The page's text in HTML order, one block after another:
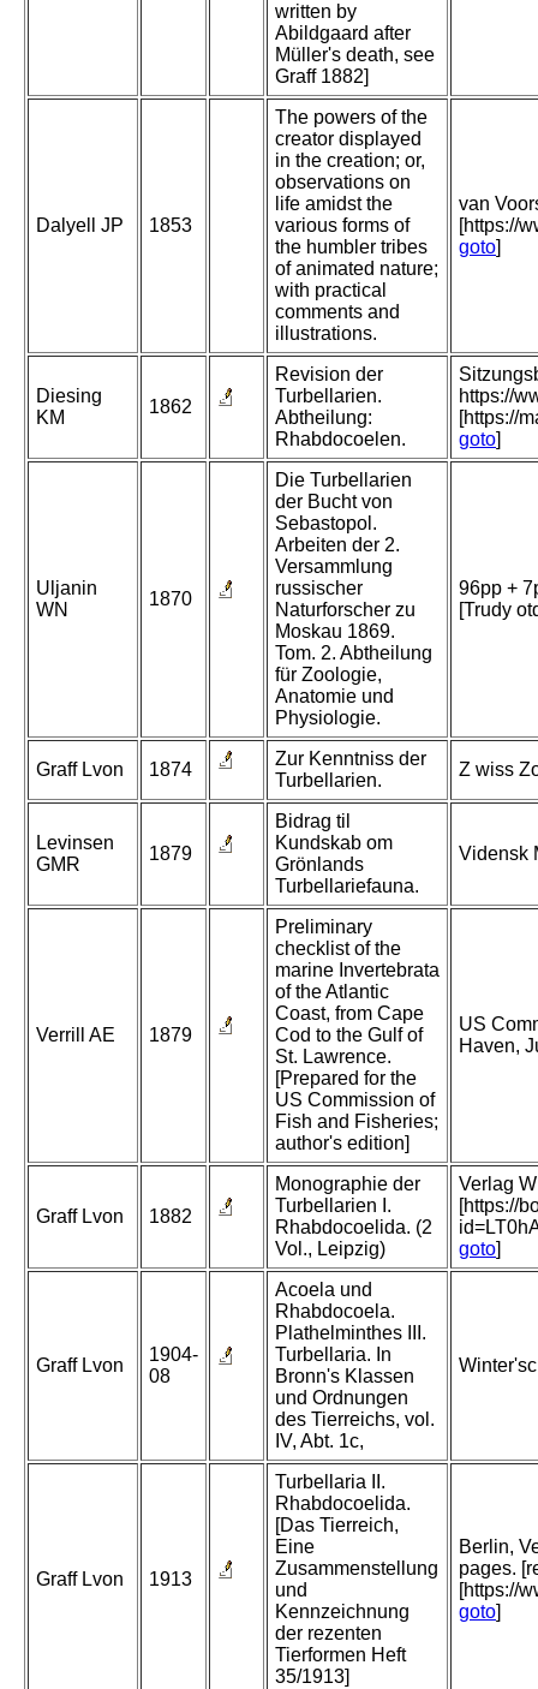
written by
Abildgaard after
Müller's death, see
Graff 1882]
Dalyell JP 1853
The powers of the
creator displayed
in the creation; or,
observations on
life amidst the
various forms of
the humbler tribes
of animated nature;
with practical
comments and
illustrations.
van
[https://
goto]
Diesing
KM
1862
Revision der
Turbellarien.
Abtheilung:
Rhabdocoelen.
https://
[https://
goto]
Uljanin
WN
1870
Die Turbellarien
der Bucht von
Sebastopol.
Arbeiten der 2.
Versammlung
russischer
Naturforscher zu
Moskau 1869.
Tom. 2. Abtheilung
für Zoologie,
Anatomie und
Physiologie.
96pp +
[Trudy
Graff Lvon 1874
Zur Kenntniss der
Turbellarien.
Z wiss
Levinsen
GMR
1879
Bidrag til
Kundskab om
Grönlands
Turbellariefauna.
Vidensk
Verrill AE 1879
Preliminary
checklist of the
marine Invertebrata
of the Atlantic
Coast, from Cape
Cod to the Gulf of
St. Lawrence.
[Prepared for the
US Commission of
Fish and Fisheries;
author's edition]
US
Haven,
Graff Lvon 1882
Monographie der
Turbellarien I.
Rhabdocoelida. (2
Vol., Leipzig)
Verlag
[https://
goto]
Graff Lvon
1904-
08
Acoela und
Rhabdocoela.
Plathelminthes III.
Turbellaria. In
Bronn's Klassen
und Ordnungen
des Tierreichs, vol.
IV, Abt. 1c,
Graff Lvon 1913
Turbellaria II.
Rhabdocoelida.
[Das Tierreich,
Eine
Zusammenstellung
und
Kennzeichnung
der rezenten
Tierformen Heft
35/1913]
Berlin,
pages.
[https://
goto]